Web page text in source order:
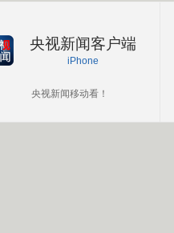
央视新闻客户端
iPhone
央视新闻移动看！